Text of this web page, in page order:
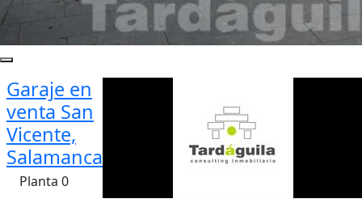
Garaje en
venta San
Vicente,
Salamanca
Planta 0